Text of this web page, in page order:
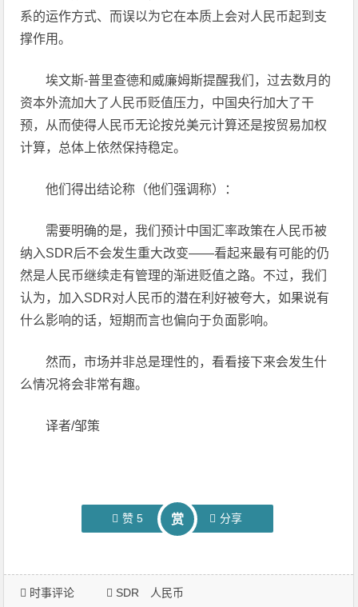
系的运作方式、而误以为它在本质上会对人民币起到支
撑作用。
埃文斯-普里查德和威廉姆斯提醒我们，过去数月的
资本外流加大了人民币贬值压力，中国央行加大了干
预，从而使得人民币无论按兑美元计算还是按贸易加权
计算，总体上依然保持稳定。
他们得出结论称（他们强调称）：
需要明确的是，我们预计中国汇率政策在人民币被
纳入SDR后不会发生重大改变——看起来最有可能的仍
然是人民币继续走有管理的渐进贬值之路。不过，我们
认为，加入SDR对人民币的潜在利好被夸大，如果说有
什么影响的话，短期而言也偏向于负面影响。
然而，市场并非总是理性的，看看接下来会发生什
么情况将会非常有趣。
译者/邹策
赞5 赏 分享
时事评论 SDR 人民币